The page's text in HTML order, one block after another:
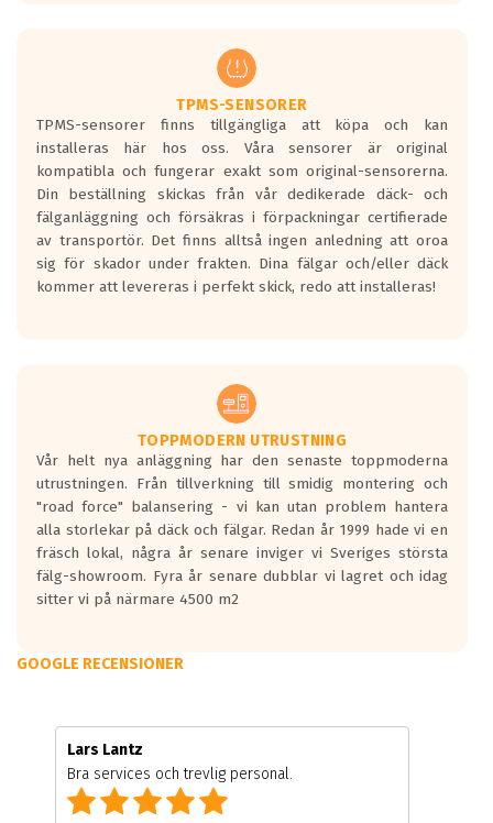
regelverket som introduceras år 2016.
Ett däck med två svarta vågor är redan
godkända för år 2016 nya regelverk.
Ett däck med en svart våg kommer vara
minst tre decibel tystare än det
regelverk som börjar gälla 2016.
TPMS-SENSORER
TPMS-sensorer finns tillgängliga att köpa och kan
installeras här hos oss. Våra sensorer är original
kompatibla och fungerar exakt som original-sensorerna.
Din beställning skickas från vår dedikerade däck- och
fälganläggning och försäkras i förpackningar certifierade
av transportör. Det finns alltså ingen anledning att oroa
sig för skador under frakten. Dina fälgar och/eller däck
kommer att levereras i perfekt skick, redo att installeras!
TOPPMODERN UTRUSTNING
Vår helt nya anläggning har den senaste toppmoderna
utrustningen. Från tillverkning till smidig montering och
"road force" balansering - vi kan utan problem hantera
alla storlekar på däck och fälgar. Redan år 1999 hade vi en
fräsch lokal, några år senare inviger vi Sveriges största
fälg-showroom. Fyra år senare dubblar vi lagret och idag
sitter vi på närmare 4500 m2
GOOGLE RECENSIONER
Lars Lantz
Bra services och trevlig personal.